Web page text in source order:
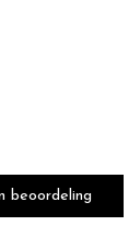
beoordeling